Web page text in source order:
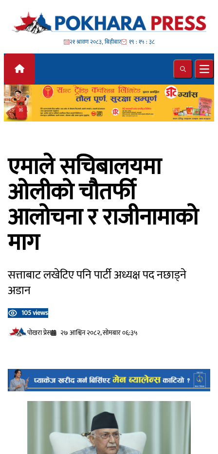
Skip to content
२१ श्रावण २०८३, बिहीबार १९ : १५ : ४०
Search
एमाले सचिबालयमा
ओलीको चौतर्फी
आलोचना र राजीनामाको
माग
सत्ताबाट लखेटिए पनि पार्टी अध्यक्ष पद नछाड्ने
अडान
105 views
प‍ोखरा प्रेस
२७ आश्विन २०८२, सोमबार ०६:३५